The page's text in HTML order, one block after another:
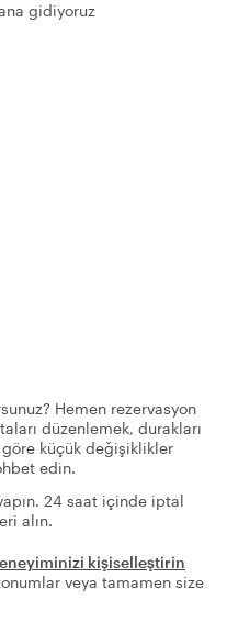
gidiyoruz
Hemen rezervasyon
düzenlemek, durakları
küçük değişiklikler
edin.
24 saat içinde iptal
alın.
kişiselleştirin
veya tamamen size